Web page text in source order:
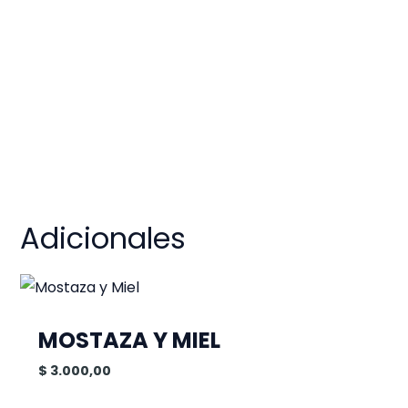
Adicionales
MOSTAZA Y MIEL
$ 3.000,00